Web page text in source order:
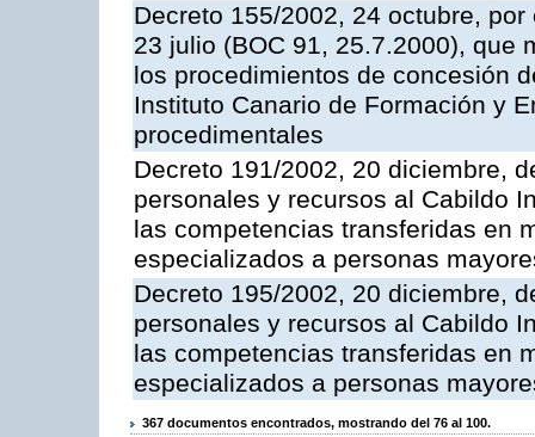
Decreto 155/2002, 24 octubre,
23 julio (BOC 91, 25.7.2000), que
los procedimientos de concesión
Instituto Canario de Formación y
procedimentales
Decreto 191/2002, 20 diciembre,
personales y recursos al Cabildo
las competencias transferidas en
especializados a personas
Decreto 195/2002, 20 diciembre,
personales y recursos al Cabildo
las competencias transferidas en
especializados a personas
367 documentos encontrados, mostrando del 76 al 100.